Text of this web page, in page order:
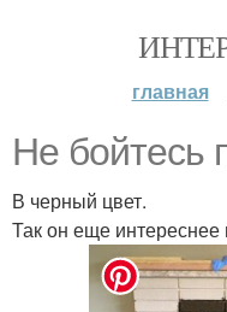
главная
Не бойтесь
В черный цвет.
Так он еще интереснее